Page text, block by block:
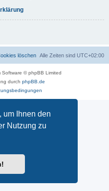
um Ihnen den
Nutzung zu
Alle Zeiten sind UTC+02:00
löschen
Software © phpBB Limited
durch phpBB.de